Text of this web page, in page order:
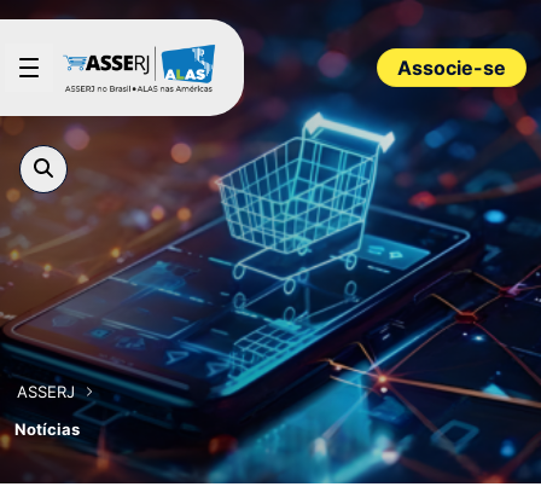
Pular para o Conteúdo principal
Associe-se
ASSERJ
Notícias